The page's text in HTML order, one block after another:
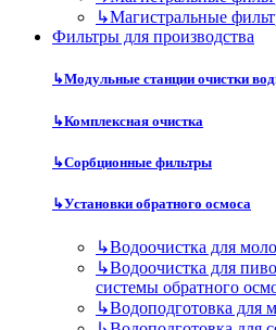
↳Магистральные
Фильтры для производства
↳Модульные станции очистки
↳Комплексная очистка
↳Сорбционные фильтры
↳Установки обратного осмоса
↳Водоочистка для
↳Водоочистка для
системы обратного
↳Водоподготовка для